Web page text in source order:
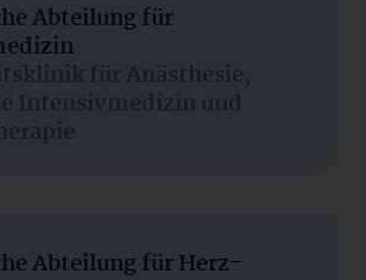
Abteilung für
für Anästhesie,
Intensivmedizin und
Abteilung für Herz-